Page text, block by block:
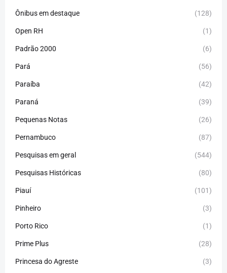
Ônibus em destaque (128)
Open RH (1)
Padrão 2000 (6)
Pará (56)
Paraíba (42)
Paraná (39)
Pequenas Notas (26)
Pernambuco (87)
Pesquisas em geral (544)
Pesquisas Históricas (80)
Piauí (101)
Pinheiro (3)
Porto Rico (1)
Prime Plus (28)
Princesa do Agreste (3)